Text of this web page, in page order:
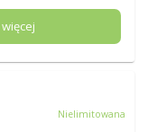
więcej
Nielimitowana